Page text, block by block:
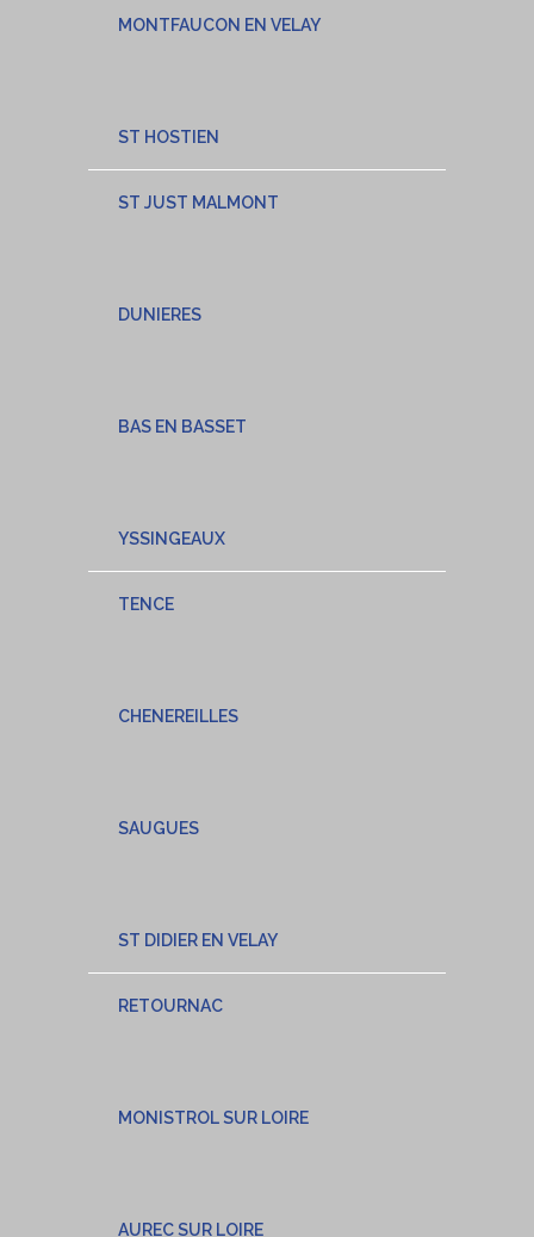
MONTFAUCON EN VELAY
ST HOSTIEN
ST JUST MALMONT
DUNIERES
BAS EN BASSET
YSSINGEAUX
TENCE
CHENEREILLES
SAUGUES
ST DIDIER EN VELAY
RETOURNAC
MONISTROL SUR LOIRE
AUREC SUR LOIRE